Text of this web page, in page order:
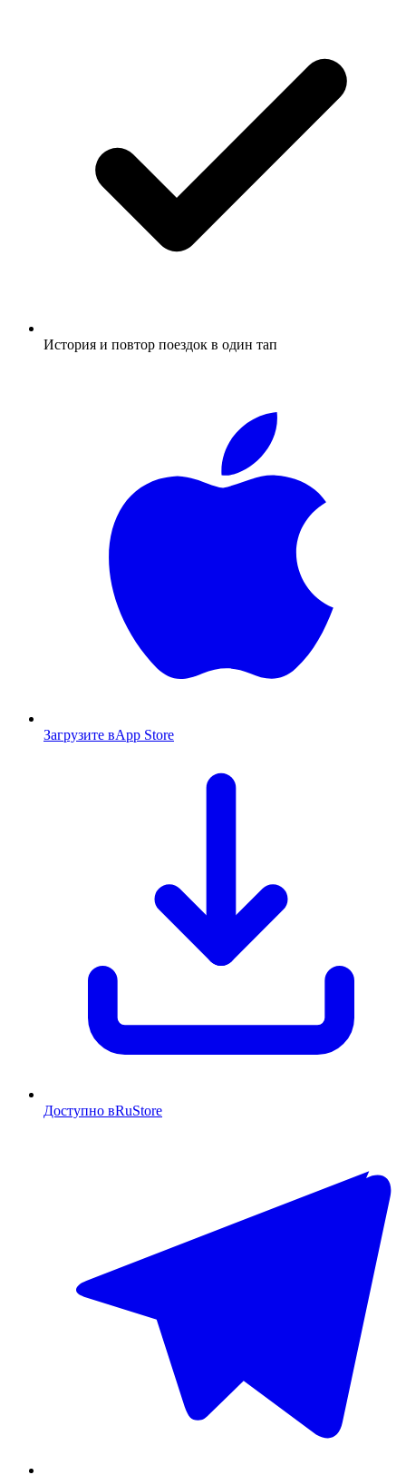
История и повтор поездок в один тап
Загрузите вApp Store
Доступно вRuStore